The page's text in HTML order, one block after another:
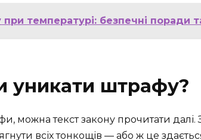
температурі: безпечні поради
штрафу?
можна текст закону прочитати далі.
всіх тонкощів — або ж це